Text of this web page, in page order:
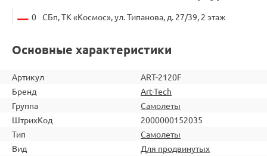
0 СБп, ТК «Космос», ул. Типанова, д. 27/39, 2 этаж
Основные характеристики
Артикул
ART-2120F
Бренд
Art-Tech
Группа
Самолеты
ШтрихКод
2000000152035
Тип
Самолеты
Вид
Для продвинутых